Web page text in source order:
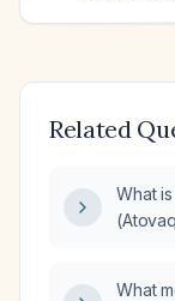
Related
What
What